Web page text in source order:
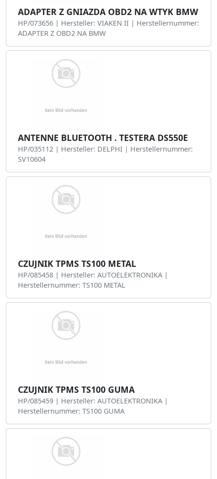
ADAPTER Z GNIAZDA OBD2 NA WTYK BMW
HP/073656 | Hersteller: VIAKEN II | Herstellernummer:
ADAPTER Z OBD2 NA BMW
ANTENNE BLUETOOTH . TESTERA DS550E
HP/035112 | Hersteller: DELPHI | Herstellernummer:
SV10604
CZUJNIK TPMS TS100 METAL
HP/085458 | Hersteller: AUTOELEKTRONIKA |
Herstellernummer: TS100 METAL
CZUJNIK TPMS TS100 GUMA
HP/085459 | Hersteller: AUTOELEKTRONIKA |
Herstellernummer: TS100 GUMA